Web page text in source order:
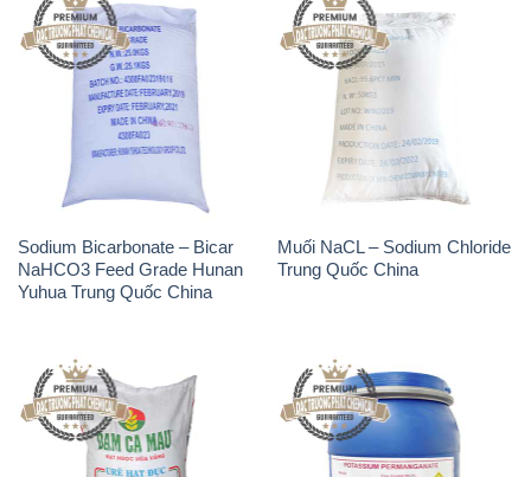
Sodium Bicarbonate – Bicar
NaHCO3 Feed Grade Hunan
Yuhua Trung Quốc China
Muối NaCL – Sodium Chloride
Trung Quốc China